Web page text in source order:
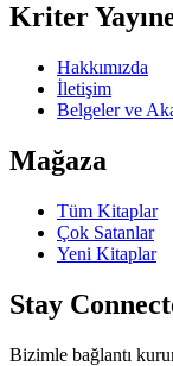
Kriter
Hakkımızda
İletişim
Belgeler ve
Mağaza
Tüm Kitaplar
Çok Satanlar
Yeni Kitaplar
Stay
Bizimle bağlantı